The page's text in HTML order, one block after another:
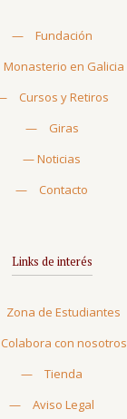
—
Fundación
Monasterio en Galicia
Cursos y Retiros
—
Giras
—Noticias
—
Contacto
Links de interés
Zona de Estudiantes
Colabora con nosotros
—
Tienda
—
Aviso Legal